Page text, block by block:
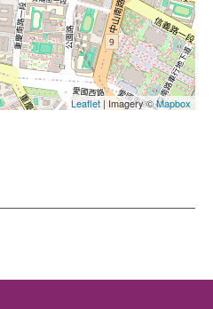
Leaflet | Imagery ©Mapbox